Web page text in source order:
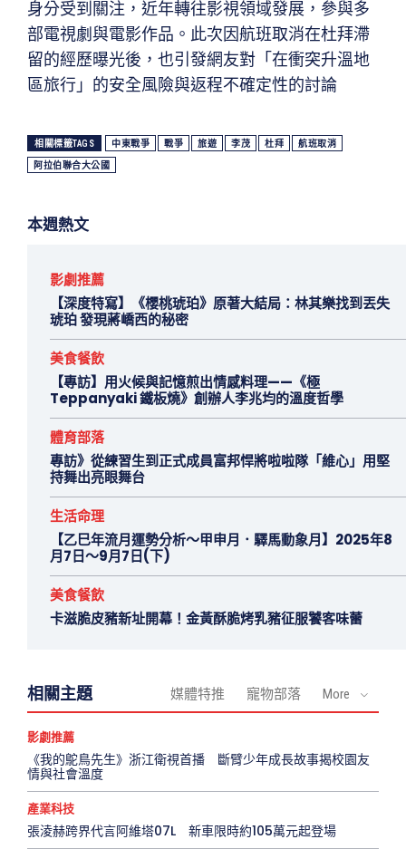
身分受到關注，近年轉往影視領域發展，參與多
部電視劇與電影作品。此次因航班取消在杜拜滯
留的經歷曝光後，也引發網友對「在衝突升溫地
區旅行」的安全風險與返程不確定性的討論
相關標籤TAGS 中東戰爭 戰爭 旅遊 李茂 杜拜 航班取消
阿拉伯聯合大公國
本週熱文
影劇推薦
【深度特寫】《櫻桃琥珀》原著大結局：林其樂找到丟失
琥珀 發現蔣嶠西的秘密
美食餐飲
【專訪】用火候與記憶煎出情感料理——《極
Teppanyaki 鐵板燒》創辦人李兆均的溫度哲學
體育部落
專訪》從練習生到正式成員富邦悍將啦啦隊「維心」用堅
持舞出亮眼舞台
生活命理
【乙巳年流月運勢分析～甲申月．驛馬動象月】2025年8
月7日～9月7日(下)
美食餐飲
卡滋脆皮豬新址開幕！金黃酥脆烤乳豬征服饕客味蕾
相關主題 媒體特推 寵物部落 More
影劇推薦
《我的鴕鳥先生》浙江衛視首播 斷臂少年成長故事揭校園友
情與社會溫度
產業科技
張淩赫跨界代言阿維塔07L 新車限時約105萬元起登場